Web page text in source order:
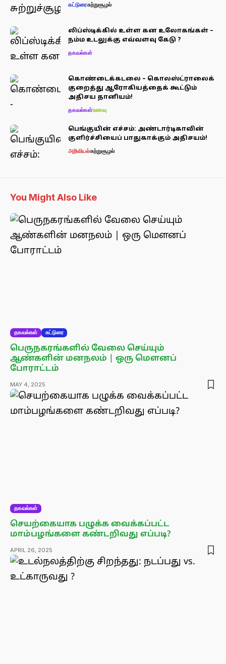
கட்டுரைசுற்றுசூழல்
லிப்ஸ்டிக்கில் உள்ள கன உலோகங்கள் –
நம்ம உடலுக்கு எவ்வளவு கேடு ?
தகவல்கள்
கொண்டைக்கடலை – கொலஸ்ட்ராலைக்
குறைத்து ஆரோகியத்தைக் கூட்டும்
அதிசய தானியம்!
தகவல்கள்உணவு
பெங்குயின் எச்சம்: அண்டார்டிகாவின்
குளிர்ச்சியைப் பாதுகாக்கும் அதிசயம்!
அறிவியல்சுற்றுசூழல்
You Might Also Like
தகவல்கள் கட்டுரை
பெருநகரங்களில் வேலை செய்யும்
ஆண்களின் மனநலம் | ஒரு மௌனப்
போராட்டம்
MAY 4, 2025
தகவல்கள்
செயற்கையாக பழுக்க வைக்கப்பட்ட
மாம்பழங்களை கண்டறிவது எப்படி?
APRIL 26, 2025